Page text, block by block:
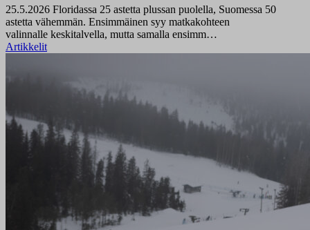
25.5.2026 Floridassa 25 astetta plussan puolella, Suomessa 50
astetta vähemmän. Ensimmäinen syy matkakohteen
valinnalle keskitalvella, mutta samalla ensimm…
Artikkelit